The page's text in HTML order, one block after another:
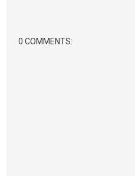
0 COMMENTS: